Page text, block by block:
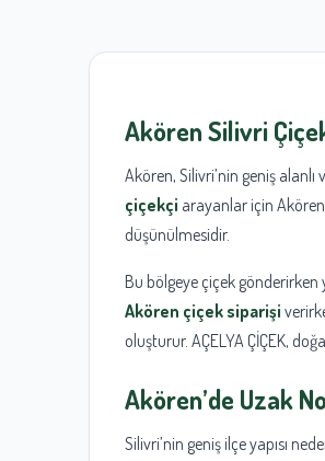
Akören Silivri
Akören, Silivri’nin geniş
çiçekçi arayanlar için
düşünülmesidir.
Bu bölgeye çiçek gönderirken
Akören çiçek siparişi
oluşturur. AÇELYA ÇİÇEK,
Akören’de Uzak
Silivri’nin geniş ilçe yapısı